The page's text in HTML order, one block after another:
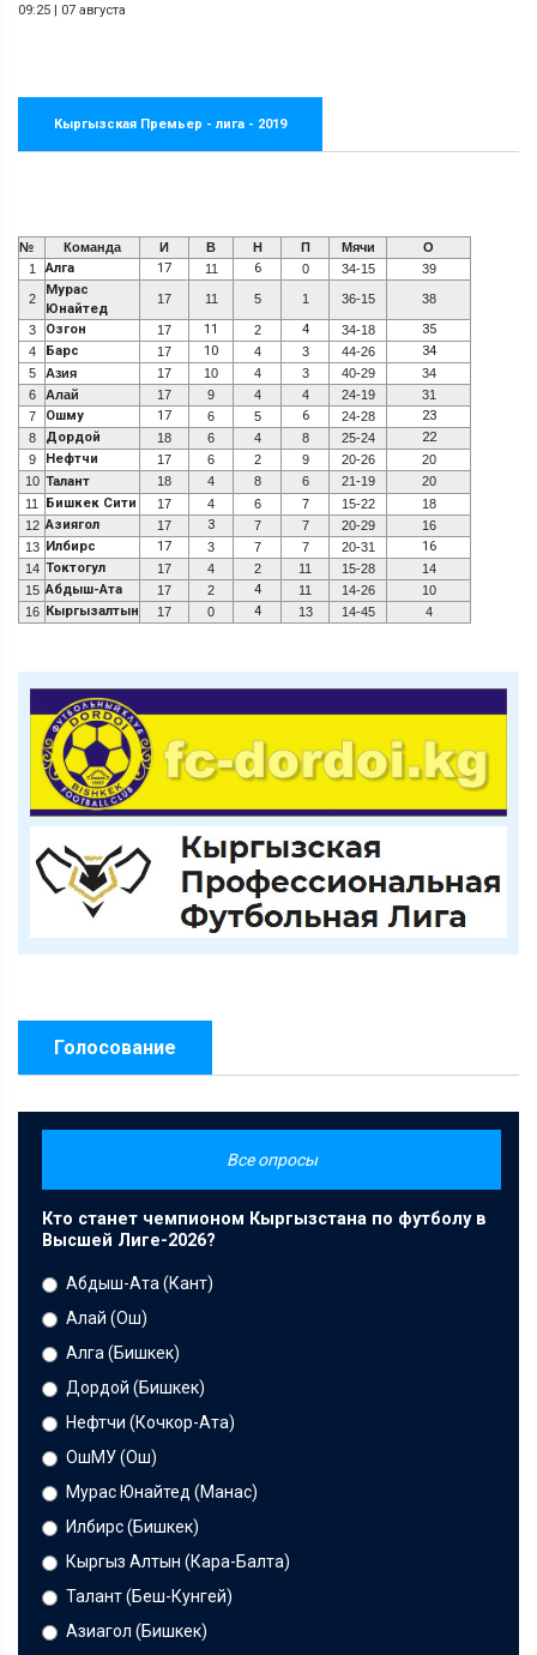
09:25 | 07 августа
Кыргызская Премьер - лига - 2019
№ Команда И В Н П Мячи
О
1
Алга 17 11 6 0 34-15 39
2
Мурас
Юнайтед
17 11 5 1 36-15 38
3 Озгон 17 11 2 4 34-18 35
4 Барс 17 10 4 3 44-26 34
5 Азия 17 10 4 3 40-29
34
6
Алай 17 9 4 4 24-19
31
7
Ошму 17 6 5 6 24-28 23
8 Дордой 18 6 4 8 25-24 22
9 Нефтчи 17 6 2 9 20-26
20
10 Талант 18 4 8 6 21-19
20
11
Бишкек Сити 17 4 6 7 15-22
18
12 Азиягол 17 3 7 7 20-29
16
13 Илбирс 17 3 7 7 20-31 16
14 Токтогул 17 4 2 11 15-28
14
15 Абдыш-Ата 17 2 4 11 14-26
10
16 Кыргызалтын 17 0 4 13 14-45 4
Голосование
Все опросы
Кто станет чемпионом Кыргызстана по футболу в
Высшей Лиге-2026?
Абдыш-Ата (Кант)
Алай (Ош)
Алга (Бишкек)
Дордой (Бишкек)
Нефтчи (Кочкор-Ата)
ОшМУ (Ош)
Мурас Юнайтед (Манас)
Илбирс (Бишкек)
Кыргыз Алтын (Кара-Балта)
Талант (Беш-Кунгей)
Азиагол (Бишкек)